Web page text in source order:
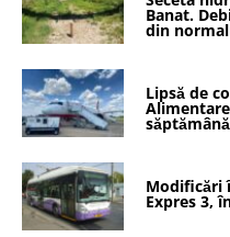
Banat.
din
Lipsă de
săptămână
Modificări
Expres 3,